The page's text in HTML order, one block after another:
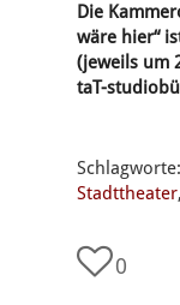
Die
wäre hier“
(jeweils um
taT-
Schlagworte:
Stadttheater,
0